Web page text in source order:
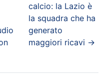
calcio: la Lazio è
la squadra che ha
generato
maggiori ricavi →